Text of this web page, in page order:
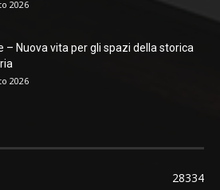
2026
– Nuova vita per gli spazi della storica
2026
28334